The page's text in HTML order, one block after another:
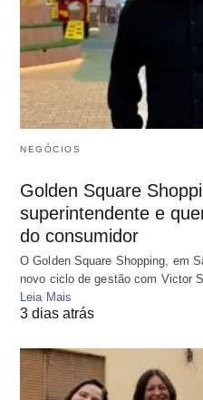
NEGÓCIOS
Golden Square
superintendente e
do consumidor
O Golden Square Shopping, em
novo ciclo de gestão com Victor
Leia Mais
3 dias atrás